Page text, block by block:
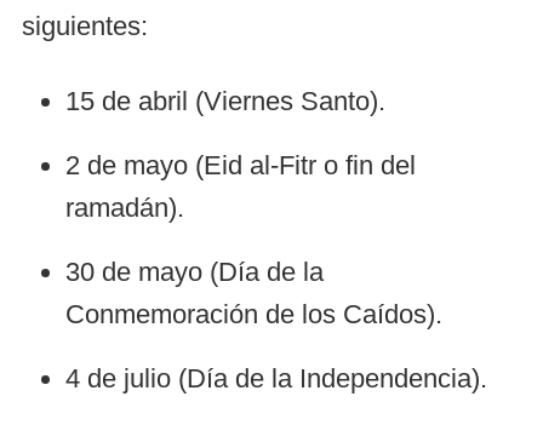
siguientes:
15 de abril (Viernes Santo).
2 de mayo (Eid al-Fitr o fin del
ramadán).
30 de mayo (Día de la
Conmemoración de los Caídos).
4 de julio (Día de la Independencia).